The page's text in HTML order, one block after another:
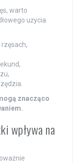
warto
użycia
znacząco
wpływa na